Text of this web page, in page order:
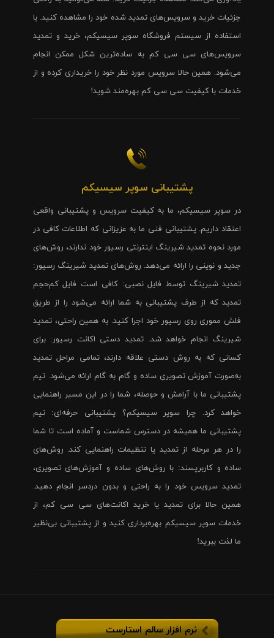
جزئیات خرید و سرویس‌های تمدید شده خود را مشاهده کنید. با
استفاده از سیستم فروشگاه سوپر سیسیکم، خرید و تمدید
سرویس‌های سی سی کم به ساده‌ترین شکل ممکن انجام
می‌شود. همین حالا سرویس مورد نظر خود را خریداری کرده و از
خدمات با کیفیت سی سی کم بهره‌مند شوید!
پشتیبانی سوپر سیسیکم
در سوپر سیسیکم، ما به کیفیت سرویس و پشتیبانی واقعی
اعتقاد داریم. پشتیبانی فنی ما به عزیزانی که اطلاعات کافی در
مورد نحوه تمدید شیرینگ اینترنتی رسیور خود ندارند، روش‌های
جدید و نوینی را ارائه می‌دهد. روش‌های تمدید شیرینگ رسیور:
تمدید شیرینگ توسط فایل نصبی: کافی است فایل کم‌حجم
تمدید که از طرف پشتیبانی به شما ارائه می‌شود را از طریق
فلش مموری روی رسیور خود اجرا کنید. به همین راحتی، تمدید
شیرینگ انجام خواهد شد. تمدید دستی اکانت رسیور: برای
کسانی که به روش دستی علاقه دارند، تمامی مراحل تمدید
به‌صورت آموزش تصویری ساده و گام به گام ارائه می‌شود. تیم
پشتیبانی ما با آرامش و حوصله، شما را در این مسیر راهنمایی
خواهد کرد. چرا سوپر سیسیکم؟ پشتیبانی حرفه‌ای: تیم
پشتیبانی ما همیشه در دسترس شماست و آماده است تا شما
را در هر مرحله از تمدید یا تنظیمات راهنمایی کند. روش‌های
ساده و کاربرپسند: با روش‌های ساده و آموزش‌های تصویری،
تمدید سرویس خود را به راحتی و بدون دردسر انجام دهید.
همین حالا برای تمدید یا خرید اکانت‌های سی سی کم، از
خدمات سوپر سیسیکم بهره‌برداری کنید و از پشتیبانی بی‌نظیر
ما لذت ببرید!
نرم افزار سالم استارست